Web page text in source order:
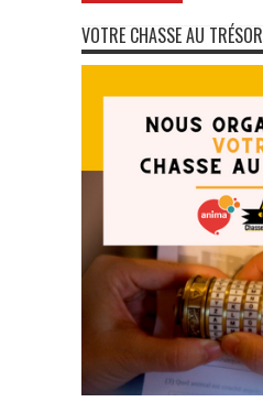
VOTRE CHASSE AU TRÉSOR